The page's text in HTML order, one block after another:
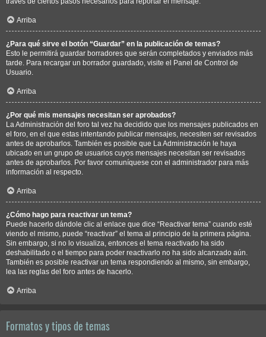
Arriba
¿Para qué sirve el botón “Guardar” en la publicación de temas?
Esto le permitirá guardar borradores que serán completados y enviados más
tarde. Para recargar un borrador guardado, visite el Panel de Control de
Usuario.
Arriba
¿Por qué mis mensajes necesitan ser aprobados?
La Administración del foro tal vez ha decidido que los mensajes publicados en
el foro, en el que estas intentando publicar mensajes, necesiten ser revisados
antes de aprobarlos. También es posible que La Administración le haya
ubicado en un grupo de usuarios cuyos mensajes necesitan ser revisados
antes de aprobarlos. Por favor comuníquese con el administrador para más
información al respecto.
Arriba
¿Cómo hago para reactivar un tema?
Puede hacerlo dándole clic al enlace que dice “Reactivar tema” cuando esté
viendo el mismo, puede “reactivar” el tema al principio de la primera página.
Sin embargo, si no lo visualiza, entonces el tema reactivado ha sido
deshabilitado o el tiempo para poder reactivarlo no ha sido alcanzado aún.
También es posible reactivar un tema respondiendo al mismo, sin embargo,
lea las reglas del foro antes de hacerlo.
Arriba
Formatos y tipos de temas